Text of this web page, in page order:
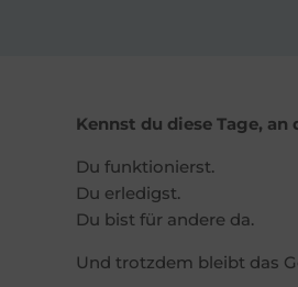
Kennst du diese Tage,
Du funktionierst.
Du erledigst.
Du bist für andere da.
Und trotzdem bleibt das